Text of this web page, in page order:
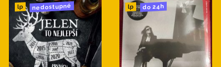
lp nedostupné lp do 24h